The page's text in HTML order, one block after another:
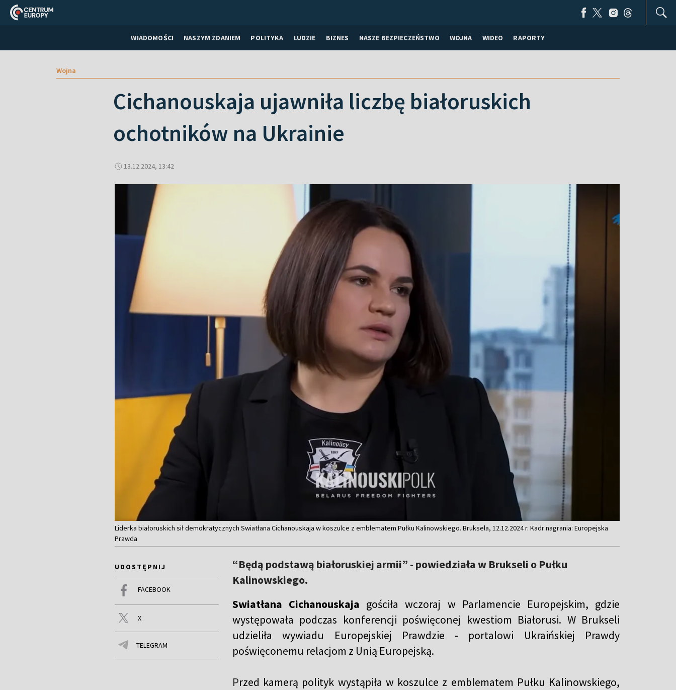
WIADOMOŚCI NASZYM ZDANIEM POLITYKA LUDZIE BIZNES NASZE BEZPIECZEŃSTWO WOJNA WIDEO RAPORTY
Wojna
Cichanouskaja ujawniła liczbę białoruskich
ochotników na Ukrainie
13.12.2024, 13:42
Liderka białoruskich sił demokratycznych Swiatłana Cichanouskaja w koszulce z emblematem Pułku Kalinowskiego. Bruksela, 12.12.2024 r. Kadr nagrania: Europejska
Prawda
UDOSTĘPNIJ
FACEBOOK
X
TELEGRAM
“Będą podstawą białoruskiej armii” - powiedziała w Brukseli o Pułku
Kalinowskiego.
Swiatłana Cichanouskaja gościła wczoraj w Parlamencie Europejskim, gdzie
występowała podczas konferencji poświęconej kwestiom Białorusi. W Brukseli
udzieliła wywiadu Europejskiej Prawdzie - portalowi Ukraińskiej Prawdy
poświęconemu relacjom z Unią Europejską.
Przed kamerą polityk wystąpiła w koszulce z emblematem Pułku Kalinowskiego,